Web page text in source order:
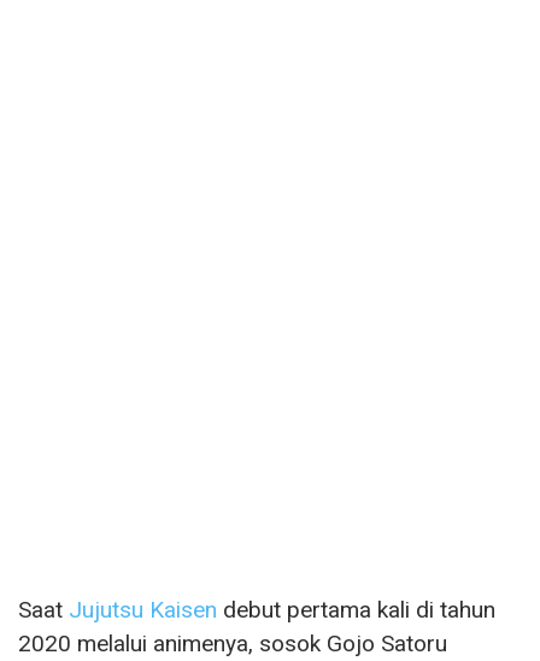
Saat Jujutsu Kaisen debut pertama kali di tahun
2020 melalui animenya, sosok Gojo Satoru